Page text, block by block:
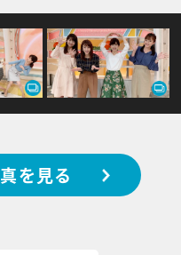
を見る